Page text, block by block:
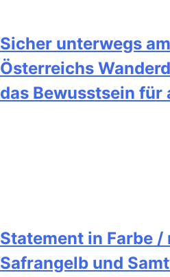
Sicher unterwegs
Österreichs
das Bewusstsein
Statement in Farbe
Safrangelb und